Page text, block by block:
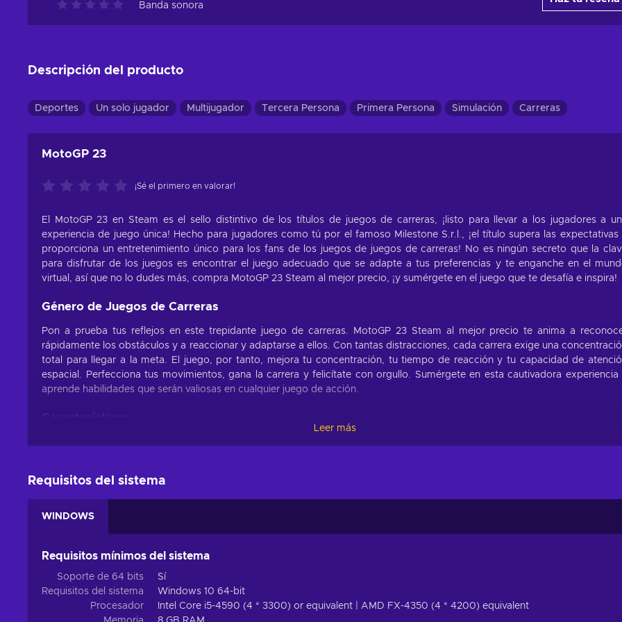
Banda sonora
Descripción del producto
Deportes Un solo jugador Multijugador Tercera Persona Primera Persona Simulación Carreras
MotoGP 23
¡Sé el primero en valorar!
El MotoGP 23 en Steam es el sello distintivo de los títulos de juegos de carreras, ¡listo para llevar a los jugadores a
experiencia de juego única! Hecho para jugadores como tú por el famoso Milestone S.r.l., ¡el título supera las expectativas
proporciona un entretenimiento único para los fans de los juegos de juegos de carreras! No es ningún secreto que la
para disfrutar de los juegos es encontrar el juego adecuado que se adapte a tus preferencias y te enganche en el
virtual, así que no lo dudes más, compra MotoGP 23 Steam al mejor precio, ¡y sumérgete en el juego que te desafía e inspira!
Género de Juegos de Carreras
Pon a prueba tus reflejos en este trepidante juego de carreras. MotoGP 23 Steam al mejor precio te anima a
rápidamente los obstáculos y a reaccionar y adaptarse a ellos. Con tantas distracciones, cada carrera exige una
total para llegar a la meta. El juego, por tanto, mejora tu concentración, tu tiempo de reacción y tu capacidad de
espacial. Perfecciona tus movimientos, gana la carrera y felicítate con orgullo. Sumérgete en esta cautivadora experiencia
aprende habilidades que serán valiosas en cualquier juego de acción.
Características
Multijugador - Esta función te permite jugar con otros;
Simulador - Puedes experimentar con simulaciones de actividades de la vida real presentadas en un mundo virtual;
Pantalla dividida - Esta característica te permite jugar con tus amigos en la misma pantalla a través de una sola máquina;
Deportes - Este título se centra en la creación de estrategias de juego eficaces, la participación en campeonatos y el
entrenamiento de tu personaje;
MotoGP 23 al mejor precio.
Leer más
Requisitos del sistema
WINDOWS
Requisitos mínimos del sistema
Soporte de 64 bits
Sí
Requisitos del sistema
Windows 10 64-bit
Procesador
Intel Core i5-4590 (4 * 3300) or equivalent | AMD FX-4350 (4 * 4200) equivalent